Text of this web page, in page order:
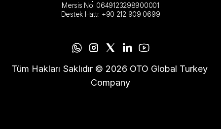
Mersis No: 0649123298900001
Destek Hattı: +90 212 909 0699
Tüm Hakları Saklıdır © 2026 OTO Global Turkey
Company